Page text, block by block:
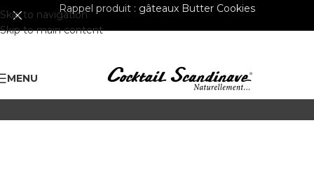
Skip to navigation
Skip to main content
Rappel produit : gâteaux Butter Cookies
MENU